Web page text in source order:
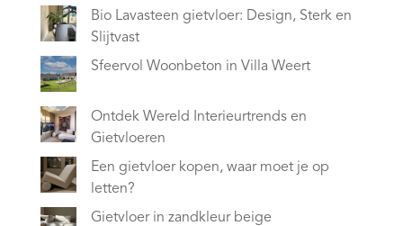
Bio Lavasteen gietvloer: Design, Sterk en
Slijtvast
Sfeervol Woonbeton in Villa Weert
Ontdek Wereld Interieurtrends en
Gietvloeren
Een gietvloer kopen, waar moet je op
letten?
Gietvloer in zandkleur beige